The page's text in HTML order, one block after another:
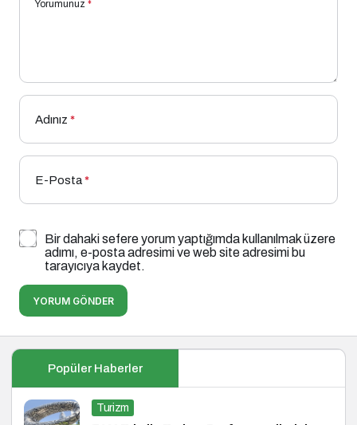
Yorumunuz *
Adınız *
E-Posta*
Bir dahaki sefere yorum yaptığımda kullanılmak üzere
adımı, e-posta adresimi ve web site adresimi bu
tarayıcıya kaydet.
YORUM GÖNDER
Popüler Haberler
Turizm